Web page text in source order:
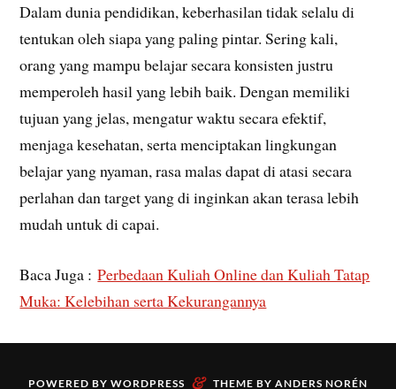
Dalam dunia pendidikan, keberhasilan tidak selalu di
tentukan oleh siapa yang paling pintar. Sering kali,
orang yang mampu belajar secara konsisten justru
memperoleh hasil yang lebih baik. Dengan memiliki
tujuan yang jelas, mengatur waktu secara efektif,
menjaga kesehatan, serta menciptakan lingkungan
belajar yang nyaman, rasa malas dapat di atasi secara
perlahan dan target yang di inginkan akan terasa lebih
mudah untuk di capai.
Baca Juga :Perbedaan Kuliah Online dan Kuliah Tatap
Muka: Kelebihan serta Kekurangannya
POWERED BY WORDPRESS & THEME BY ANDERS NORÉN